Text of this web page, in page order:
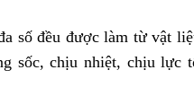
số đều được làm từ vật
sốc, chịu nhiệt, chịu lực